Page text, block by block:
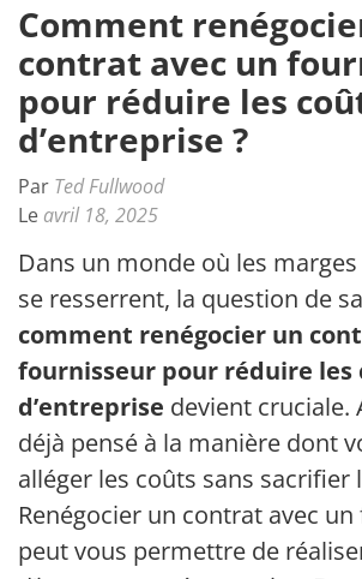
Comment
contrat avec un
pour réduire les
d’entreprise ?
Par Ted Fullwood
Le avril 18, 2025
Dans un monde où les
se resserrent, la question de
comment renégocier un
fournisseur pour réduire les
d’entreprise devient cruciale.
déjà pensé à la manière dont
alléger les coûts sans sacrifier
Renégocier un contrat avec
peut vous permettre de